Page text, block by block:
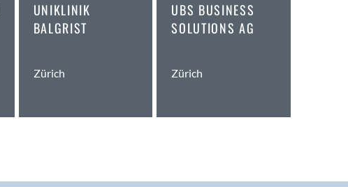
UNIKLINIK
BALGRIST
Zürich
UBS BUSINESS
SOLUTIONS AG
Zürich